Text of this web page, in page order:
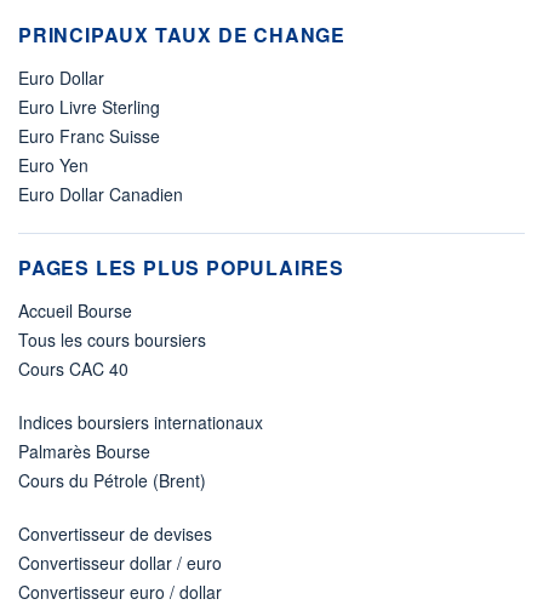
PRINCIPAUX TAUX DE CHANGE
Euro Dollar
Euro Livre Sterling
Euro Franc Suisse
Euro Yen
Euro Dollar Canadien
PAGES LES PLUS POPULAIRES
Accueil Bourse
Tous les cours boursiers
Cours CAC 40
Indices boursiers internationaux
Palmarès Bourse
Cours du Pétrole (Brent)
Convertisseur de devises
Convertisseur dollar / euro
Convertisseur euro / dollar